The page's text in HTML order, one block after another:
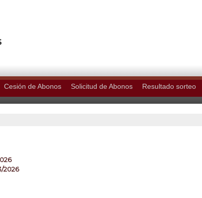
Cesión de Abonos Solicitud de Abonos Resultado sorteo
2026